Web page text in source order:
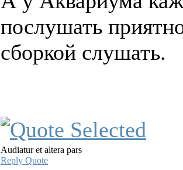
послушать
сборкой слушать.
Audiatur et altera pars
Reply Quote